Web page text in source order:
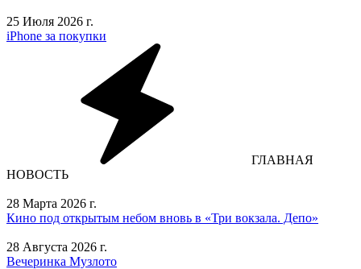
25 Июля 2026 г.
iPhone за покупки
ГЛАВНАЯ
НОВОСТЬ
28 Марта 2026 г.
Кино под открытым небом вновь в «Три вокзала. Депо»
28 Августа 2026 г.
Вечеринка Музлото